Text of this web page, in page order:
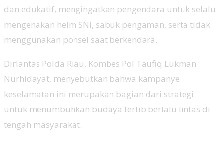
dan edukatif, mengingatkan pengendara untuk selalu
mengenakan helm SNI, sabuk pengaman, serta tidak
menggunakan ponsel saat berkendara.
Dirlantas Polda Riau, Kombes Pol Taufiq Lukman
Nurhidayat, menyebutkan bahwa kampanye
keselamatan ini merupakan bagian dari strategi
untuk menumbuhkan budaya tertib berlalu lintas di
tengah masyarakat.